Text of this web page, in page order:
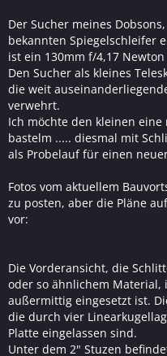
Der Sucher meines
bekannten Spiegelschleifer
ist ein 130mm f/4,17
Den Sucher als kleines
die weit
verwehrt.
Ich möchte den kleinen
bastelm ..... diesmal mit
als Probelauf für einen
Fotos vom aktuellem
zu posten, aber die Pläne
vor:
Die Vorderansicht, die
oder so ähnlichem Material,
außermittig eingesetzt ist.
die durch vier
Platte eingelassen sind.
Unter dem 2" Stuzen